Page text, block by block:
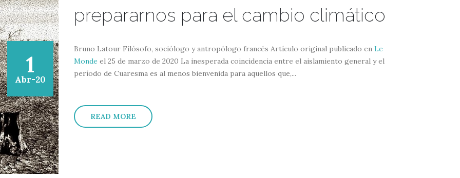
1
Abr-20
prepararnos para el cambio climático
Bruno Latour Filósofo, sociólogo y antropólogo francés Artículo original publicado en Le
Monde el 25 de marzo de 2020 La inesperada coincidencia entre el aislamiento general y el
período de Cuaresma es al menos bienvenida para aquellos que,...
READ MORE